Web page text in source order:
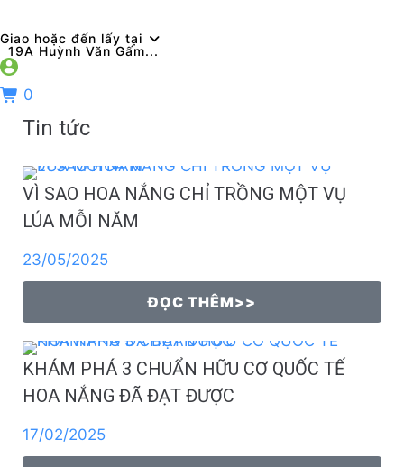
Giao hoặc đến lấy tại
19A Huỳnh Văn Gấm...
0
Tin tức
VÌ SAO HOA NẮNG CHỈ TRỒNG MỘT VỤ
LÚA MỖI NĂM
23/05/2025
ĐỌC THÊM>>
KHÁM PHÁ 3 CHUẨN HỮU CƠ QUỐC TẾ
HOA NẮNG ĐÃ ĐẠT ĐƯỢC
17/02/2025